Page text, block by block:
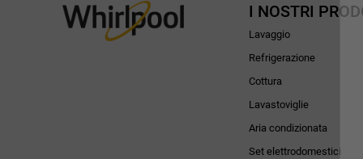
I NOSTRI
Lavaggio
Refrigerazione
Cottura
Lavastoviglie
Aria condizionata
Set elettrodomestici